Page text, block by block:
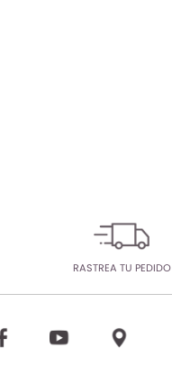
RASTREA TU PEDIDO